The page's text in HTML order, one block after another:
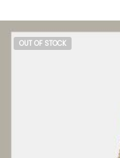
OUT OF STOCK